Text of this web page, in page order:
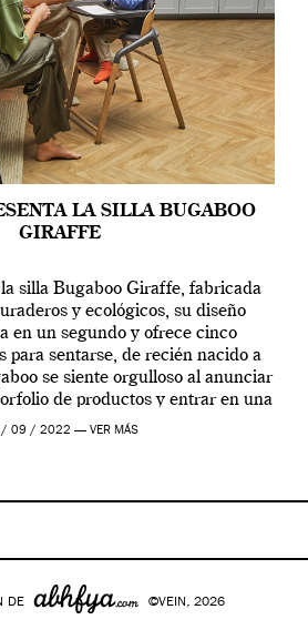
LA SILLA BUGABOO
GIRAFFE
silla Bugaboo Giraffe, fabricada
y ecológicos, su diseño
en un segundo y ofrece cinco
para sentarse, de recién nacido a
se siente orgulloso al anunciar
de productos y entrar en una
categoría, con […]
/ 09 / 2022 — VER MÁS
DE ©VEIN, 2026